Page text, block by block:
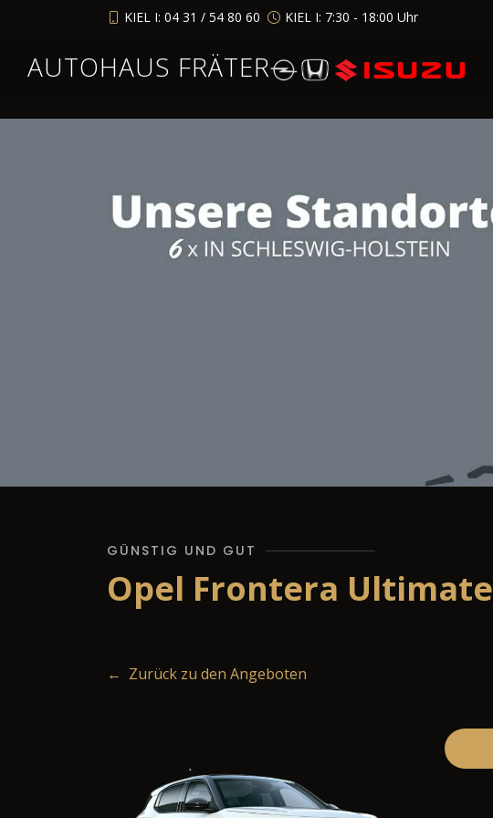
KIEL I: 04 31 / 54 80 60 KIEL I: 7:30 - 18:00 Uhr
AUTOHAUS FRÄTER
GÜNSTIG UND GUT
Opel Frontera Ultimate
← Zurück zu den Angeboten